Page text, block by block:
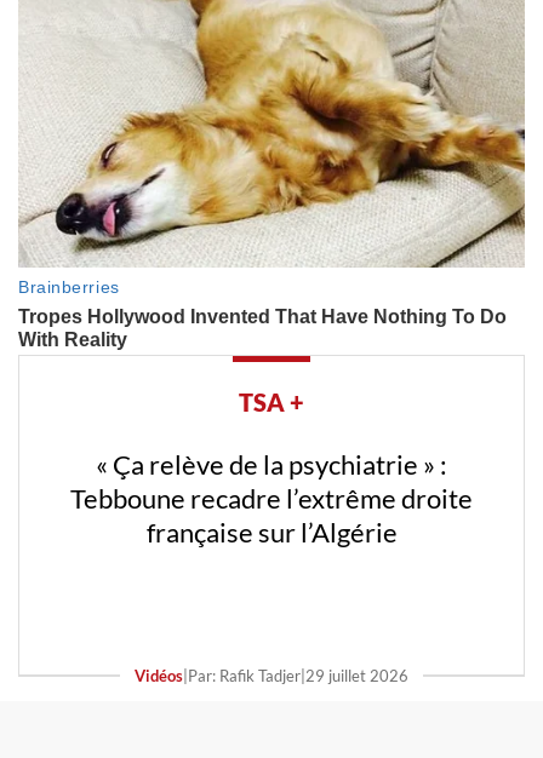
TSA +
« Ça relève de la psychiatrie » :
Tebboune recadre l’extrême droite
française sur l’Algérie
Vidéos Par: Rafik Tadjer 29 juillet 2026